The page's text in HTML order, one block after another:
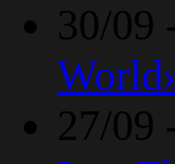
30/09
27/09